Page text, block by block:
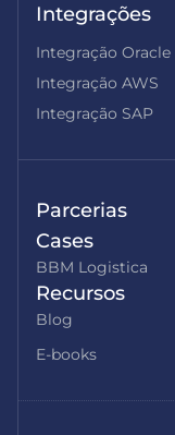
Integrações
Integração Oracle
Integração AWS
Integração SAP
Parcerias
Cases
BBM Logistica
Recursos
Blog
E-books